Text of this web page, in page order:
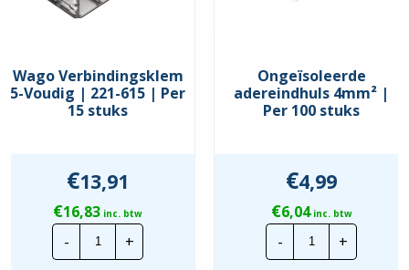
Wago Verbindingsklem
5-Voudig | 221-615 | Per
15 stuks
€13,91
€16,83 inc. btw
-
Wago
Verbindingsklem
5-
+
Ongeïsoleerde
adereindhuls 4mm² |
Per 100 stuks
€4,99
€6,04inc. btw
- adereindhuls
4mm²
+